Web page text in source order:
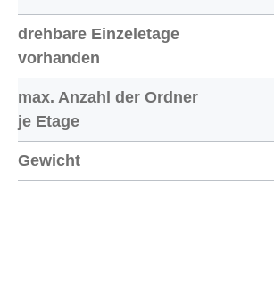
drehbare Einzeletage
vorhanden
max. Anzahl der Ordner
je Etage
Gewicht